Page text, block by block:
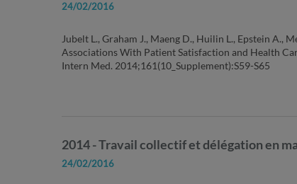
24/02/2016
Jubelt L., Graham J., Maeng D., Huilin L., Epstein A.,
Associations With Patient Satisfaction and Health
Intern Med. 2014;161(10_Supplement):S59-S65
2014 - Travail collectif et délégation en
24/02/2016